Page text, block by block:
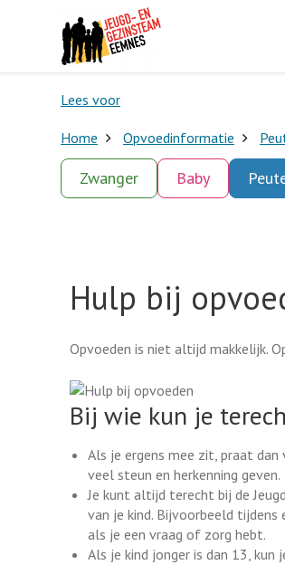
Lees voor
Home Opvoedinformatie
Zwanger Baby
Hulp bij
Opvoeden is niet altijd makkelijk.
Bij wie kun je
Als je ergens mee zit, praat
veel steun en herkenning geven.
Je kunt altijd terecht bij de
van je kind. Bijvoorbeeld
als je een vraag of zorg hebt.
Als je kind jonger is dan 13, kun